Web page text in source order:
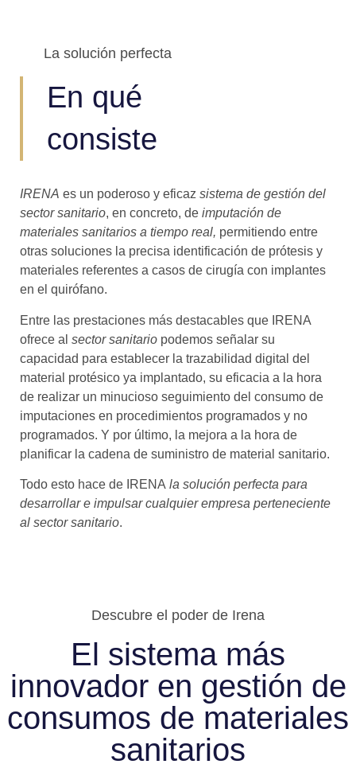
La solución perfecta
En qué
consiste
IRENA es un poderoso y eficaz sistema de gestión del
sector sanitario, en concreto, de imputación de
materiales sanitarios a tiempo real, permitiendo entre
otras soluciones la precisa identificación de prótesis y
materiales referentes a casos de cirugía con implantes
en el quirófano.
Entre las prestaciones más destacables que IRENA
ofrece al sector sanitario podemos señalar su
capacidad para establecer la trazabilidad digital del
material protésico ya implantado, su eficacia a la hora
de realizar un minucioso seguimiento del consumo de
imputaciones en procedimientos programados y no
programados. Y por último, la mejora a la hora de
planificar la cadena de suministro de material sanitario.
Todo esto hace de IRENA la solución perfecta para
desarrollar e impulsar cualquier empresa perteneciente
al sector sanitario.
Descubre el poder de Irena
El sistema más
innovador en gestión de
consumos de materiales
sanitarios